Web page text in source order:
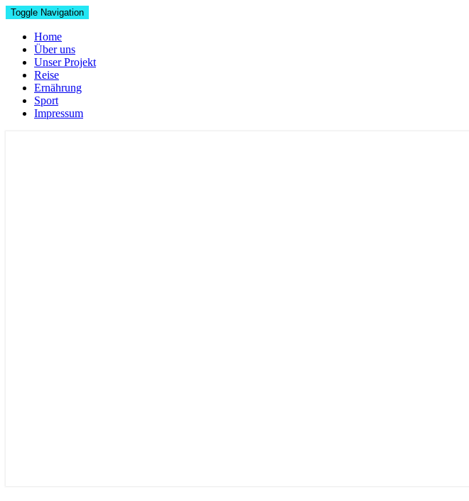
Toggle Navigation
Home
Über uns
Unser Projekt
Reise
Ernährung
Sport
Impressum